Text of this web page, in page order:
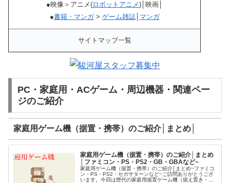
●映像＞アニメ(ロボットアニメ)│映画│
●書籍・マンガ> ゲーム雑誌│ マンガ
サイトマップ一覧
PC・家庭用・ACゲーム・周辺機器・関連ペー
ジのご紹介
家庭用ゲーム機（据置・携帯）のご紹介│まとめ│
家庭用ゲーム機（据置・携帯）のご紹介│まとめ
│ファミコン・PS・PS2・GB・GBAなど~
家庭用ゲーム機（据置・携帯）のご紹介│まとめ~ファミコ
ン・PS・PS2・セガサターンなど~ご訪問ありがとうござ
います。今回は歴代の家庭用据置ゲーム機（据え置き・携